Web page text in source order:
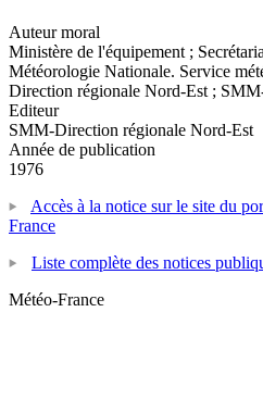
Auteur moral
Ministère de l'équipement ;
Météorologie Nationale. Service
Direction régionale Nord-Est ;
Editeur
SMM-Direction régionale Nord-Est
Année de publication
1976
Accès à la notice sur le site du
France
Liste complète des notices
Météo-France